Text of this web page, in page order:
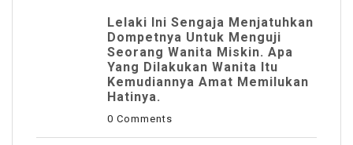
Lelaki Ini Sengaja Menjatuhkan
Dompetnya Untuk Menguji
Seorang Wanita Miskin. Apa
Yang Dilakukan Wanita Itu
Kemudiannya Amat Memilukan
Hatinya.
0 Comments